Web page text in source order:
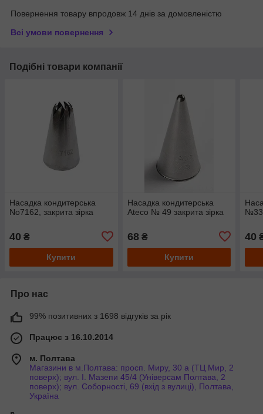
Повернення товару впродовж 14 днів за домовленістю
Всі умови повернення
Подібні товари компанії
Насадка кондитерська
No7162, закрита зірка
40 ₴
Купити
Насадка кондитерська
Ateco № 49 закрита зірка
68₴
Купити
40
Про нас
99% позитивних з 1698 відгуків за рік
Працює з 16.10.2014
м. Полтава
Магазини в м.Полтава: просп. Миру, 30 а (ТЦ Мир, 2
поверх); вул. І. Мазепи 45/4 (Універсам Полтава, 2
поверх); вул. Соборності, 69 (вхід з вулиці), Полтава,
Україна